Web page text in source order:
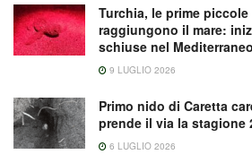
Turchia, le prime
raggiungono il mare:
schiuse nel Mediterraneo
9 LUGLIO 2026
Primo nido di Caretta
prende il via la stagione
6 LUGLIO 2026